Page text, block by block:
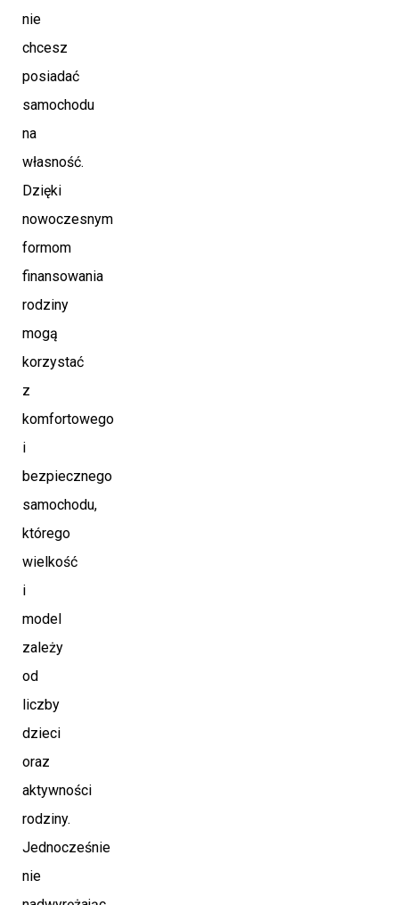
nie
chcesz
posiadać
samochodu
na
własność.
Dzięki
nowoczesnym
formom
finansowania
rodziny
mogą
korzystać
z
komfortowego
i
bezpiecznego
samochodu,
którego
wielkość
i
model
zależy
od
liczby
dzieci
oraz
aktywności
rodziny.
Jednocześnie
nie